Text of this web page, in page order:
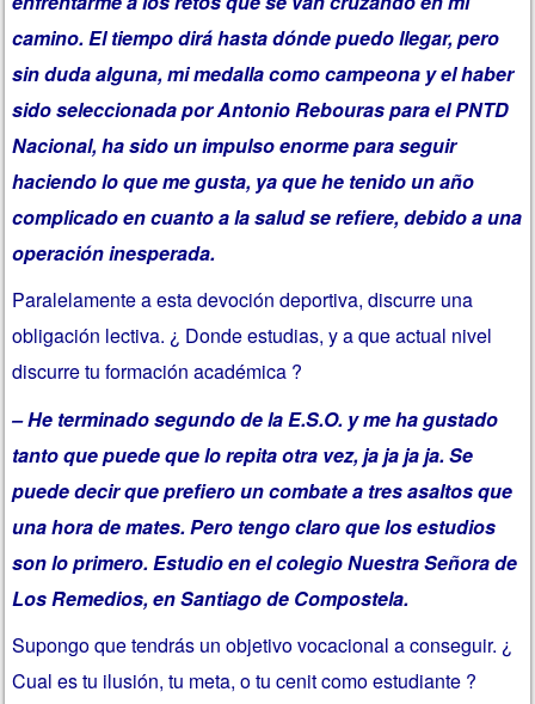
camino. El tiempo dirá hasta dónde puedo llegar, pero
sin duda alguna, mi medalla como campeona y el haber
sido seleccionada por Antonio Rebouras para el PNTD
Nacional, ha sido un impulso enorme para seguir
haciendo lo que me gusta, ya que he tenido un año
complicado en cuanto a la salud se refiere, debido a una
operación inesperada.
Paralelamente a esta devoción deportiva, discurre una
obligación lectiva. ¿ Donde estudias, y a que actual nivel
discurre tu formación académica ?
– He terminado segundo de la E.S.O. y me ha gustado
tanto que puede que lo repita otra vez, ja ja ja ja. Se
puede decir que prefiero un combate a tres asaltos que
una hora de mates. Pero tengo claro que los estudios
son lo primero. Estudio en el colegio Nuestra Señora de
Los Remedios, en Santiago de Compostela.
Supongo que tendrás un objetivo vocacional a conseguir. ¿
Cual es tu ilusión, tu meta, o tu cenit como estudiante ?